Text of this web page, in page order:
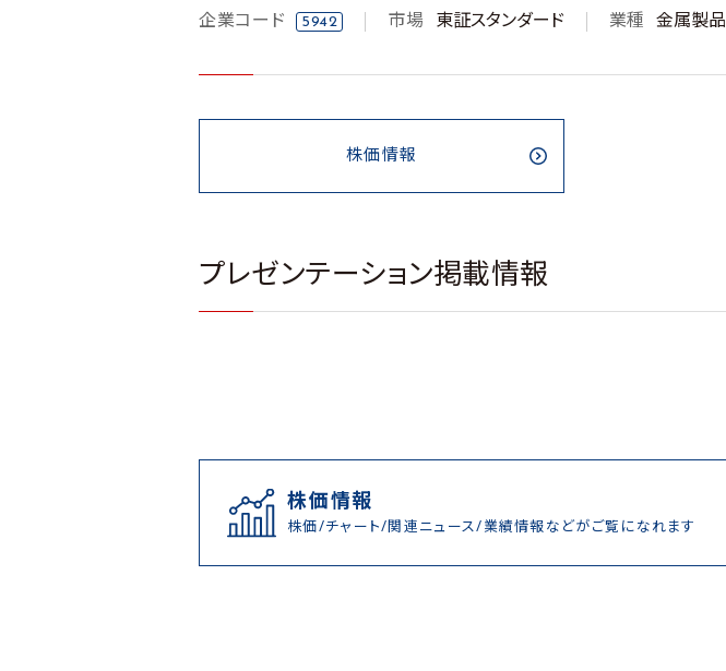
企業コード 5942 市場 東証スタンダード 業種 金属製品
株価情報
プレゼンテーション掲載情報
株価情報
株価/チャート/関連ニュース/業績情報などがご覧になれます